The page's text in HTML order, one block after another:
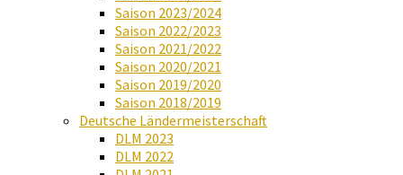
Saison 2023/2024
Saison 2022/2023
Saison 2021/2022
Saison 2020/2021
Saison 2019/2020
Saison 2018/2019
Deutsche Ländermeisterschaft
DLM 2023
DLM 2022